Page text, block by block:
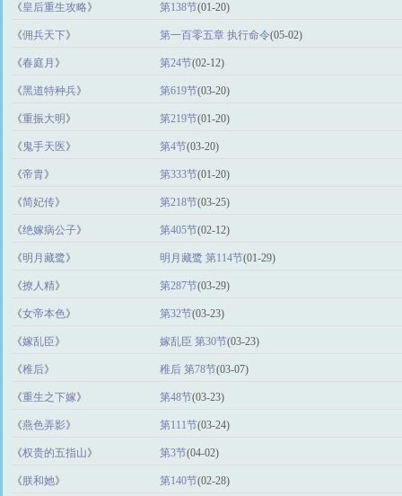
《皇后重生攻略》 第138节(01-20)
《佣兵天下》 第一百零五章 执行命令(05-02)
《春庭月 》 第24节(02-12)
《黑道特种兵》 第619节(03-20)
《重振大明 》 第219节(01-20)
《 鬼手天医》 第4节(03-20)
《帝胄 》 第333节(01-20)
《简妃传》 第218节(03-25)
《绝嫁病公子》 第405节(02-12)
《明月藏鹭》 明月藏鹭 第114节(01-29)
《撩人精》 第287节(03-29)
《女帝本色》 第32节(03-23)
《嫁乱臣》 嫁乱臣 第30节(03-23)
《稚后》 稚后 第78节(03-07)
《重生之下嫁》 第48节(03-23)
《燕色弄影》 第111节(03-24)
《权贵的五指山》 第3节(04-02)
《朕和她》 第140节(02-28)